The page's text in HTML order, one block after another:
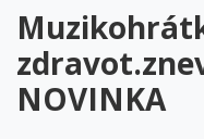
NOVINKA